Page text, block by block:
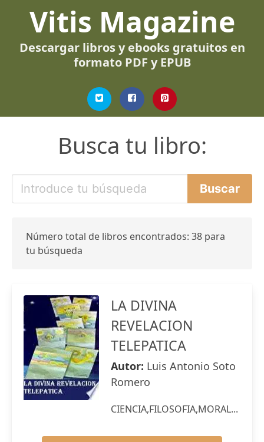
Vitis Magazine
Descargar libros y ebooks gratuitos en
formato PDF y EPUB
Busca tu libro:
Número total de libros encontrados: 38 para
tu búsqueda
LA DIVINA
REVELACION
TELEPATICA
Autor: Luis Antonio Soto
Romero
CIENCIA,FILOSOFIA,MORAL...